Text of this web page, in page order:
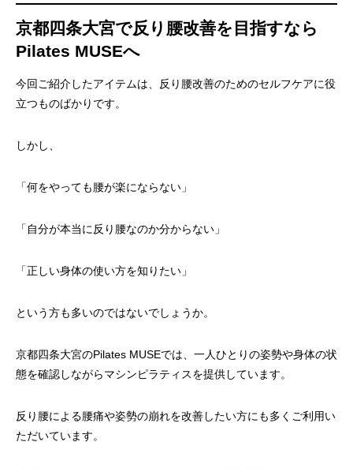
京都四条大宮で反り腰改善を目指すなら
Pilates MUSEへ
今回ご紹介したアイテムは、反り腰改善のためのセルフケアに役
立つものばかりです。
しかし、
「何をやっても腰が楽にならない」
「自分が本当に反り腰なのか分からない」
「正しい身体の使い方を知りたい」
という方も多いのではないでしょうか。
京都四条大宮のPilates MUSEでは、一人ひとりの姿勢や身体の状
態を確認しながらマシンピラティスを提供しています。
反り腰による腰痛や姿勢の崩れを改善したい方にも多くご利用い
ただいています。